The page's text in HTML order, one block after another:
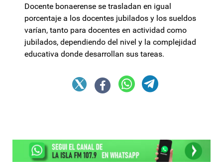
Docente bonaerense se trasladan en igual
porcentaje a los docentes jubilados y los sueldos
varían, tanto para docentes en actividad como
jubilados, dependiendo del nivel y la complejidad
educativa donde desarrollan sus tareas.